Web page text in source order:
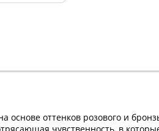
основе оттенков розового и